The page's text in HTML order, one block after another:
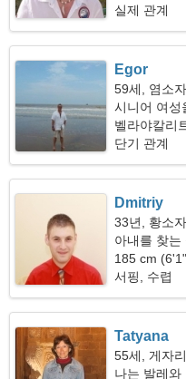
실제 관계
Egor
59세, 염소
시니어 여성
벨라야칼리
단기 관계
Dmitriy
33년, 황소
아내를 찾는
185 cm
서핑, 수렵
Tatyana
55세, 게자리
나는 발레와